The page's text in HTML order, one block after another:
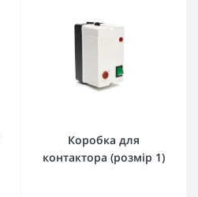
Коробка для
контактора (розмір 1)